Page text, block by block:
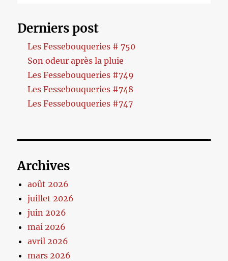
Derniers post
Les Fessebouqueries # 750
Son odeur après la pluie
Les Fessebouqueries #749
Les Fessebouqueries #748
Les Fessebouqueries #747
Archives
août 2026
juillet 2026
juin 2026
mai 2026
avril 2026
mars 2026